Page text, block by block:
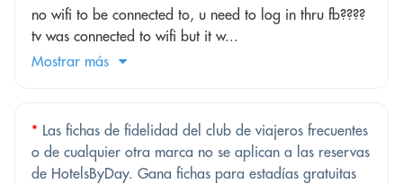
no wifi to be connected to, u need to log in thru fb????
tv was connected to wifi but it w...
Mostrar más
* Las fichas de fidelidad del club de viajeros frecuentes
o de cualquier otra marca no se aplican a las reservas
de HotelsByDay. Gana fichas para estadías gratuitas